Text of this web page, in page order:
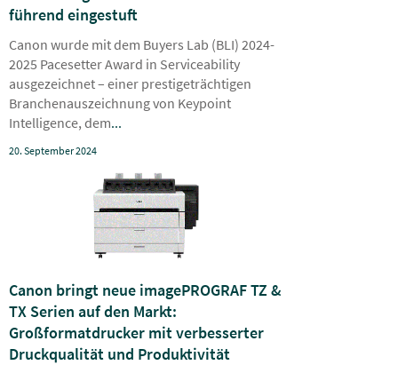
führend eingestuft
Canon wurde mit dem Buyers Lab (BLI) 2024-
2025 Pacesetter Award in Serviceability
ausgezeichnet – einer prestigeträchtigen
Branchenauszeichnung von Keypoint
Intelligence, dem...
20. September 2024
Canon bringt neue imagePROGRAF TZ &
TX Serien auf den Markt:
Großformatdrucker mit verbesserter
Druckqualität und Produktivität